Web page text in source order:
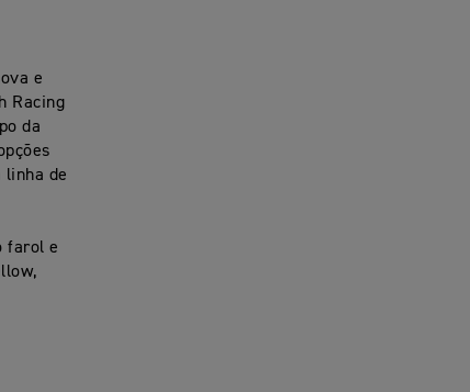
e
Racing
da
linha de
farol e